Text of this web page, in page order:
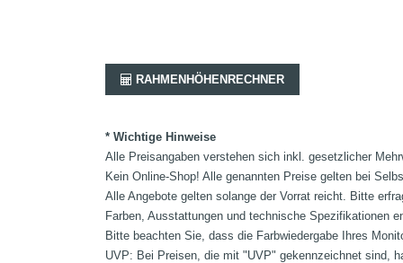
RAHMENHÖHENRECHNER
* Wichtige Hinweise
Alle Preisangaben verstehen sich inkl. gesetzlicher
Kein Online-Shop! Alle genannten Preise gelten bei
Alle Angebote gelten solange der Vorrat reicht. Bitte
Farben, Ausstattungen und technische Spezifikationen
Bitte beachten Sie, dass die Farbwiedergabe Ihres
UVP: Bei Preisen, die mit "UVP" gekennzeichnet sind,